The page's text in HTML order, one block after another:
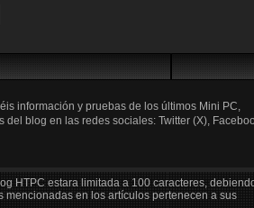
información y pruebas de los últimos Mini PC,
blog en las redes sociales: Twitter (X),
HTPC estara limitada a 100 caracteres,
mencionadas en los artículos pertenecen a sus